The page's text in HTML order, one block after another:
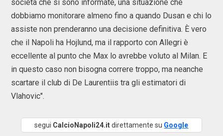
società che si sono informate, una situazione che
dobbiamo monitorare almeno fino a quando Dusan e chi lo
assiste non prenderanno una decisione definitiva. È vero
che il Napoli ha Hojlund, ma il rapporto con Allegri è
eccellente al punto che Max lo avrebbe voluto al Milan. E
in questo caso non bisogna correre troppo, ma neanche
scartare il club di De Laurentiis tra gli estimatori di
Vlahovic".
segui CalcioNapoli24.itdirettamente su Google